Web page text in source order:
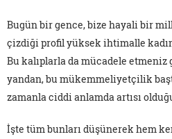
Bugün bir gence, bize hayali bir
çizdiği profil yüksek ihtimalle
Bu kalıplarla da mücadele etmeniz
yandan, bu mükemmeliyetçilik
zamanla ciddi anlamda artısı
İşte tüm bunları düşünerek hem